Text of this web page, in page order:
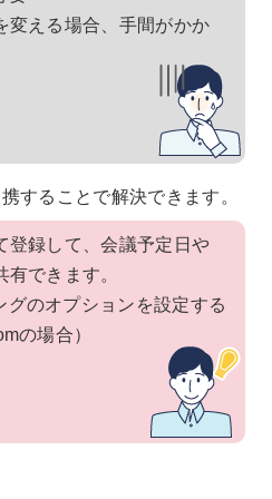
変える場合、手間がかか
することで解決できます。
登録して、会議予定日や
できます。
グのオプションを設定する
の場合）